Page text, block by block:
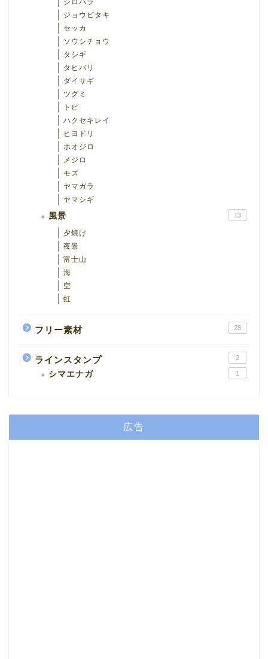
シロハラ
ジョウビタキ
セッカ
ソウシチョウ
タシギ
タヒバリ
ダイサギ
ツグミ
トビ
ハクセキレイ
ヒヨドリ
ホオジロ
メジロ
モズ
ヤマガラ
ヤマシギ
風景 13
夕焼け
夜景
富士山
海
空
虹
フリー素材 28
ラインスタンプ 2
シマエナガ 1
広告